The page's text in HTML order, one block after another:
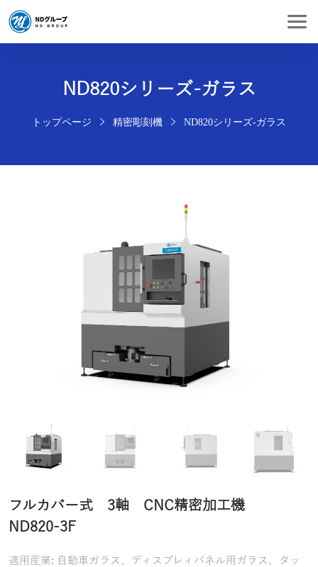
ND820シリーズ-ガラス
トップページ 精密彫刻機 ND820シリーズ-ガラス
フルカバー式 3軸 CNC精密加工機
ND820-3F
適用産業: 自動車ガラス、ディスプレィパネル用ガラス、タッ